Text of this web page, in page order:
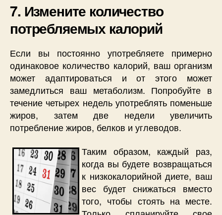
7. Измените количество
потребляемых калорий
Если вы постоянно употребляете примерно
одинаковое количество калорий, ваш организм
может адаптироваться и от этого может
замедлиться ваш метаболизм. Попробуйте в
течение четырех недель употреблять поменьше
жиров, затем две недели увеличить
потребление жиров, белков и углеводов.
Таким образом, каждый раз,
когда вы будете возвращаться
к низкокалорийной диете, ваш
вес будет снижаться вместо
того, чтобы стоять на месте.